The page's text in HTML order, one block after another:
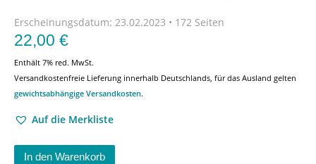
Erscheinungsdatum: 23.02.2023 • 172 Seiten
22,00 €
Enthält 7% red. MwSt.
Versandkostenfreie Lieferung innerhalb Deutschlands, für das Ausland gelten
gewichtsabhängige Versandkosten.
Auf die Merkliste
In den Warenkorb